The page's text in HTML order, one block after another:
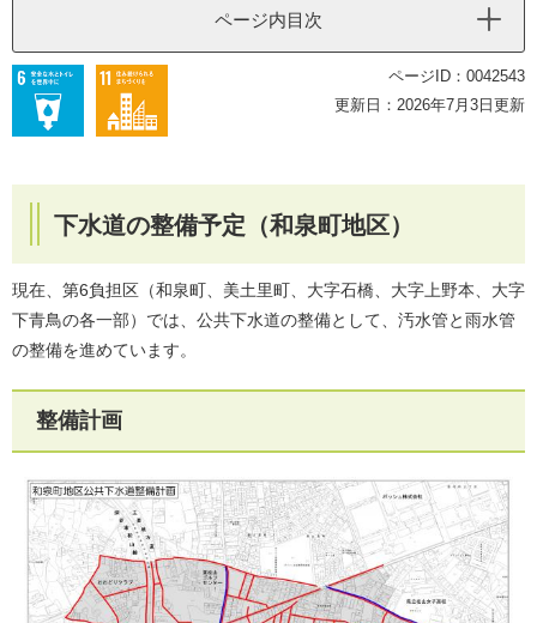
ページ内目次
ページID：0042543
更新日：2026年7月3日更新
下水道の整備予定（和泉町地区）
現在、第6負担区（和泉町、美土里町、大字石橋、大字上野本、大字
下青鳥の各一部）では、公共下水道の整備として、汚水管と雨水管
の整備を進めています。
整備計画